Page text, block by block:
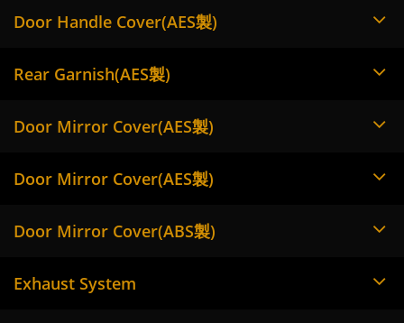
Door Handle Cover(AES製)
Rear Garnish(AES製)
Door Mirror Cover(AES製)
Door Mirror Cover(AES製)
Door Mirror Cover(ABS製)
Exhaust System